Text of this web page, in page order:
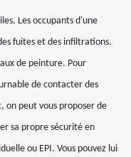
Les occupants d'une
fuites et des infiltrations.
de peinture. Pour
de contacter des
on peut vous proposer de
sa propre sécurité en
ou EPI. Vous pouvez lui